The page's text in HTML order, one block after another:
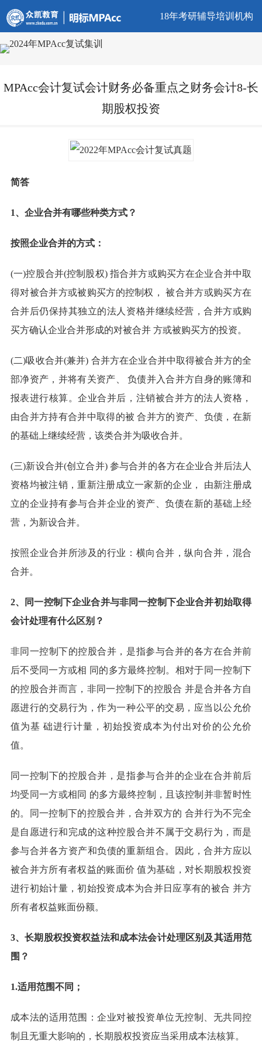
18年考研辅导培训机构
MPAcc会计复试会计财务必备重点之财务会计8-长
期股权投资
简答
1、企业合并有哪些种类方式？
按照企业合并的方式：
(一)控股合并(控制股权) 指合并方或购买方在企业合并中取
得对被合并方或被购买方的控制权， 被合并方或购买方在
合并后仍保持其独立的法人资格并继续经营，合并方或购
买方确认企业合并形成的对被合并 方或被购买方的投资。
(二)吸收合并(兼并) 合并方在企业合并中取得被合并方的全
部净资产，并将有关资产、 负债并入合并方自身的账簿和
报表进行核算。企业合并后，注销被合并方的法人资格，
由合并方持有合并中取得的被 合并方的资产、负债，在新
的基础上继续经营，该类合并为吸收合并。
(三)新设合并(创立合并) 参与合并的各方在企业合并后法人
资格均被注销，重新注册成立一家新的企业， 由新注册成
立的企业持有参与合并企业的资产、负债在新的基础上经
营，为新设合并。
按照企业合并所涉及的行业：横向合并，纵向合并，混合
合并。
2、同一控制下企业合并与非同一控制下企业合并初始取得
会计处理有什么区别？
非同一控制下的控股合并，是指参与合并的各方在合并前
后不受同一方或相 同的多方最终控制。相对于同一控制下
的控股合并而言，非同一控制下的控股合 并是合并各方自
愿进行的交易行为，作为一种公平的交易，应当以公允价
值为基 础进行计量，初始投资成本为付出对价的公允价
值。
同一控制下的控股合并，是指参与合并的企业在合并前后
均受同一方或相同 的多方最终控制，且该控制并非暂时性
的。同一控制下的控股合并，合并双方的 合并行为不完全
是自愿进行和完成的这种控股合并不属于交易行为，而是
参与合并各方资产和负债的重新组合。因此，合并方应以
被合并方所有者权益的账面价 值为基础，对长期股权投资
进行初始计量，初始投资成本为合并日应享有的被合 并方
所有者权益账面份额。
3、长期股权投资权益法和成本法会计处理区别及其适用范
围？
1.适用范围不同；
成本法的适用范围：企业对被投资单位无控制、无共同控
制且无重大影响的，长期股权投资应当采用成本法核算。